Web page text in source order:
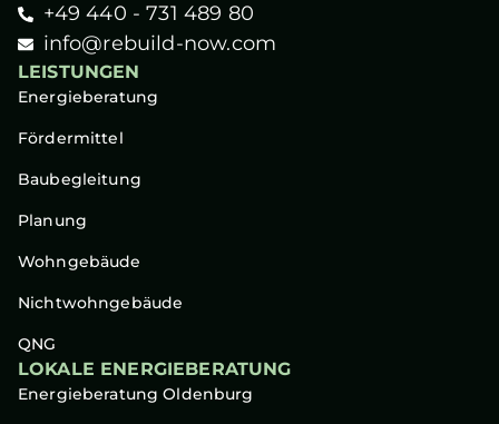
+49 440 - 731 489 80
info@rebuild-now.com
LEISTUNGEN
Energieberatung
Fördermittel
Baubegleitung
Planung
Wohngebäude
Nichtwohngebäude
QNG
LOKALE ENERGIEBERATUNG
Energieberatung Oldenburg